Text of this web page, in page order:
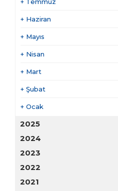
+ Haziran
+ Mayıs
+ Nisan
+ Mart
+ Şubat
+ Ocak
2025
2024
2023
2022
2021